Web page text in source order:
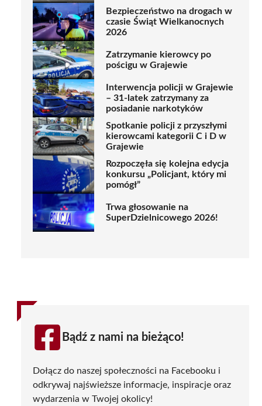
Bezpieczeństwo na drogach w
czasie Świąt Wielkanocnych
2026
Zatrzymanie kierowcy po
pościgu w Grajewie
Interwencja policji w Grajewie
– 31-latek zatrzymany za
posiadanie narkotyków
Spotkanie policji z przyszłymi
kierowcami kategorii C i D w
Grajewie
Rozpoczęła się kolejna edycja
konkursu „Policjant, który mi
pomógł”
Trwa głosowanie na
SuperDzielnicowego 2026!
Bądź z nami na bieżąco!
Dołącz do naszej społeczności na Facebooku i
odkrywaj najświeższe informacje, inspiracje oraz
wydarzenia w Twojej okolicy!